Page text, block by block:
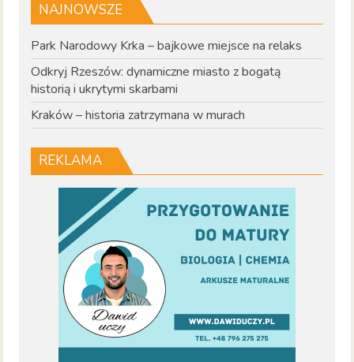
NAJNOWSZE
Park Narodowy Krka – bajkowe miejsce na relaks
Odkryj Rzeszów: dynamiczne miasto z bogatą
historią i ukrytymi skarbami
Kraków – historia zatrzymana w murach
REKLAMA